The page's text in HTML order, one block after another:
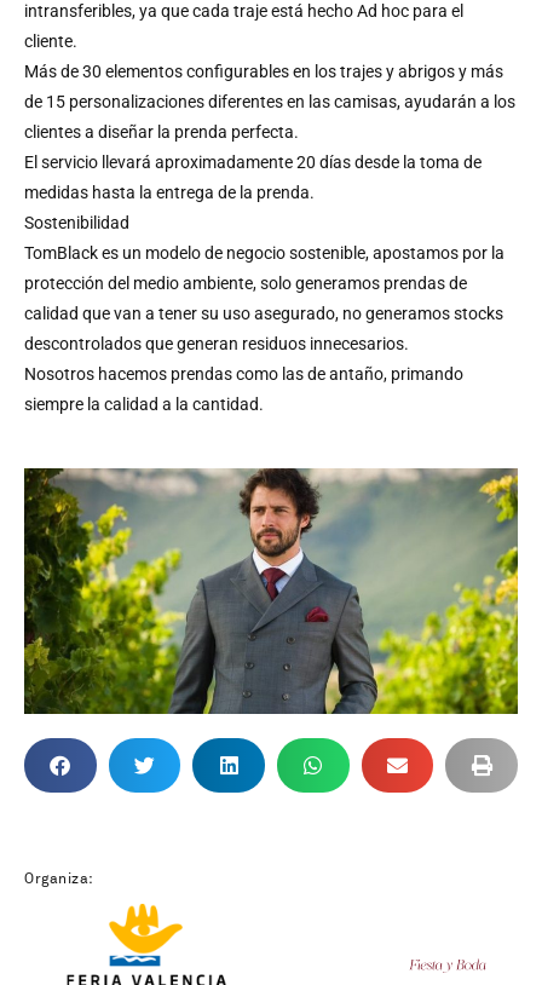
intransferibles, ya que cada traje está hecho Ad hoc para el
cliente.
Más de 30 elementos configurables en los trajes y abrigos y más
de 15 personalizaciones diferentes en las camisas, ayudarán a los
clientes a diseñar la prenda perfecta.
El servicio llevará aproximadamente 20 días desde la toma de
medidas hasta la entrega de la prenda.
Sostenibilidad
TomBlack es un modelo de negocio sostenible, apostamos por la
protección del medio ambiente, solo generamos prendas de
calidad que van a tener su uso asegurado, no generamos stocks
descontrolados que generan residuos innecesarios.
Nosotros hacemos prendas como las de antaño, primando
siempre la calidad a la cantidad.
Organiza: